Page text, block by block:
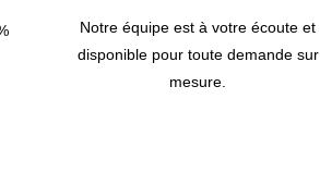
Notre équipe est à votre écoute et
disponible pour toute demande sur
mesure.